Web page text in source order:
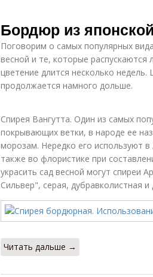
Бордюр из
Поговорим о самых популярных
весной и те, которые
цветение длится несколько
продолжается намного дольше.
Спирея Вангутта. Один из самых
покрывающих ветки, в народе ее
морозам. Нередко его используют
также во флористике при
украсить сад весной могут спиреи
Сильвер", серая, дубравколистная и
Читать дальше →